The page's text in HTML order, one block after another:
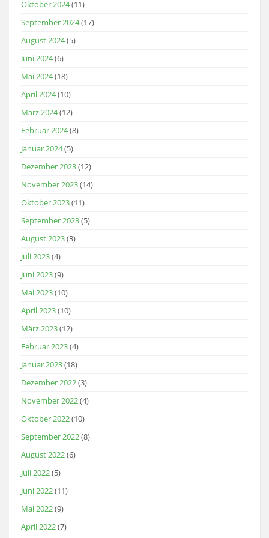
Oktober 2024(11)
September 2024(17)
August 2024(5)
Juni 2024(6)
Mai 2024(18)
April 2024(10)
März 2024(12)
Februar 2024(8)
Januar 2024(5)
Dezember 2023(12)
November 2023(14)
Oktober 2023(11)
September 2023(5)
August 2023(3)
Juli 2023(4)
Juni 2023(9)
Mai 2023(10)
April 2023(10)
März 2023(12)
Februar 2023(4)
Januar 2023(18)
Dezember 2022(3)
November 2022(4)
Oktober 2022(10)
September 2022(8)
August 2022(6)
Juli 2022(5)
Juni 2022(11)
Mai 2022(9)
April 2022(7)